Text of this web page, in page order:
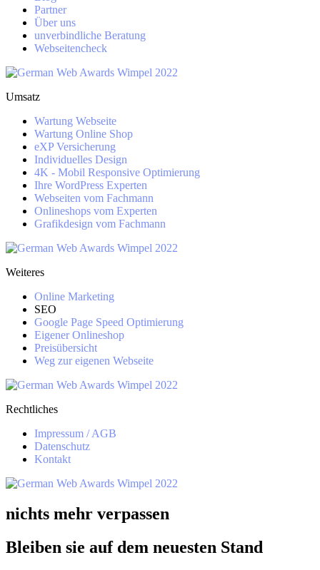
Partner
Über uns
unverbindliche Beratung
Webseitencheck
Umsatz
Wartung Webseite
Wartung Online Shop
eXP Versicherung
Individuelles Design
4K - Mobil Responsive Optimierung
Ihre WordPress Experten
Webseiten vom Fachmann
Onlineshops vom Experten
Grafikdesign vom Fachmann
Weiteres
Online Marketing
SEO
Google Page Speed Optimierung
Eigener Onlineshop
Preisübersicht
Weg zur eigenen Webseite
Rechtliches
Impressum / AGB
Datenschutz
Kontakt
nichts mehr verpassen
Bleiben sie auf dem neuesten Stand